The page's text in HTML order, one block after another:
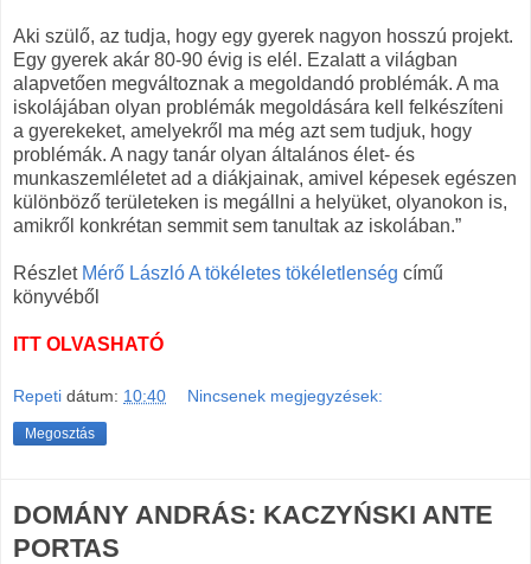
Aki szülő, az tudja, hogy egy gyerek nagyon hosszú projekt.
Egy gyerek akár 80-90 évig is elél. Ezalatt a világban
alapvetően megváltoznak a megoldandó problémák. A ma
iskolájában olyan problémák megoldására kell felkészíteni
a gyerekeket, amelyekről ma még azt sem tudjuk, hogy
problémák. A nagy tanár olyan általános élet- és
munkaszemléletet ad a diákjainak, amivel képesek egészen
különböző területeken is megállni a helyüket, olyanokon is,
amikről konkrétan semmit sem tanultak az iskolában.”
Részlet Mérő László A tökéletes tökéletlenség című
könyvéből
ITT OLVASHATÓ
Repeti dátum: 10:40 Nincsenek megjegyzések:
Megosztás
DOMÁNY ANDRÁS: KACZYŃSKI ANTE
PORTAS